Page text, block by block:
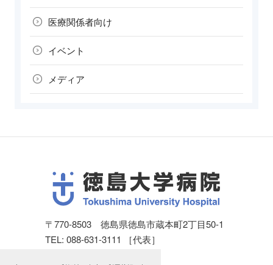
医療関係者向け
イベント
メディア
〒770-8503 徳島県徳島市蔵本町2丁目50-1
TEL: 088-631-3111 ［代表］